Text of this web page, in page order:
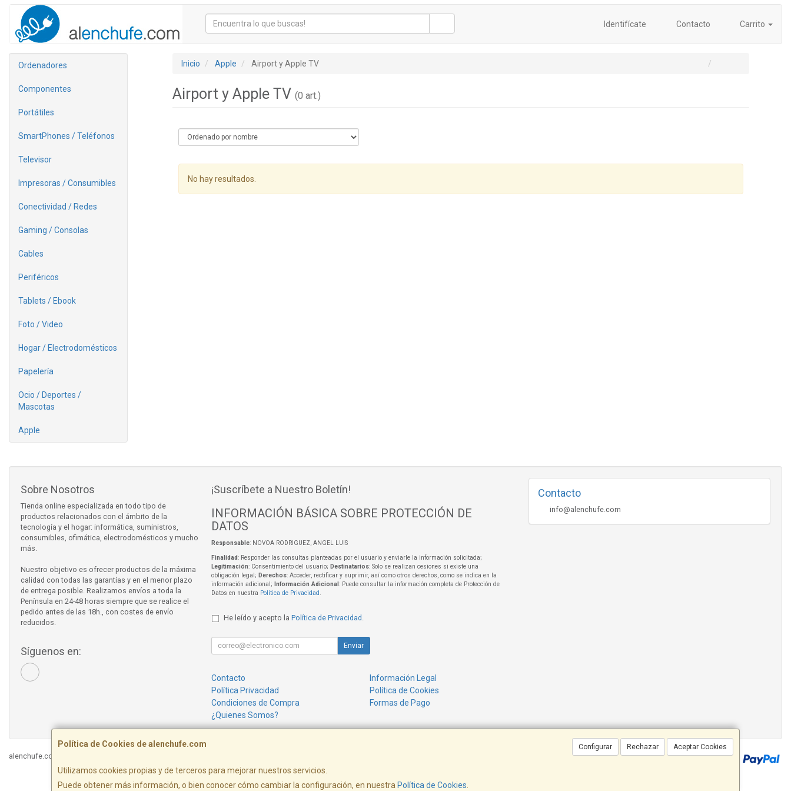
Identifícate Contacto Carrito
Ordenadores
Componentes
Portátiles
SmartPhones / Teléfonos
Televisor
Impresoras / Consumibles
Conectividad / Redes
Gaming / Consolas
Cables
Periféricos
Tablets / Ebook
Foto / Video
Hogar / Electrodomésticos
Papelería
Ocio / Deportes /
Mascotas
Apple
Inicio Apple Airport y Apple TV
Airport y Apple TV (0 art.)
No hay resultados.
Política de Cookies de alenchufe.com Configurar Rechazar Aceptar Cookies
Utilizamos cookies propias y de terceros para mejorar nuestros servicios.
Puede obtener más información, o bien conocer cómo cambiar la configuración, en nuestra Política de Cookies
Sobre Nosotros
Tienda online especializada en todo tipo de
productos relacionados con el ámbito de la
tecnología y el hogar: informática, suministros,
consumibles, ofimática, electrodomésticos y mucho
más.
Nuestro objetivo es ofrecer productos de la máxima
calidad con todas las garantías y en el menor plazo
de entrega posible. Realizamos envíos a toda la
Península en 24-48 horas siempre que se realice el
pedido antes de las 18h., con costes de envío
reducidos.
Síguenos en:
¡Suscríbete a Nuestro Boletín!
INFORMACIÓN BÁSICA SOBRE PROTECCIÓN DE
DATOS
Responsable: NOVOA RODRIGUEZ, ANGEL LUIS
Finalidad: Responder las consultas planteadas por el usuario y enviarle la información solicitada;
Legitimación: Consentimiento del usuario; Destinatarios: Solo se realizan cesiones si existe una
obligación legal; Derechos: Acceder, rectificar y suprimir, así como otros derechos, como se indica en la
información adicional;
Información Adicional : Puede consultar la información completa de Protección de
Datos en nuestra Política de Privacidad
He leído y acepto la Política de Privacidad .
Enviar
Contacto
Información Legal
Política Privacidad
Política de Cookies
Condiciones de Compra
Formas de Pago
¿Quienes Somos?
Contacto
info@alenchufe.com
alenchufe.com © 2026